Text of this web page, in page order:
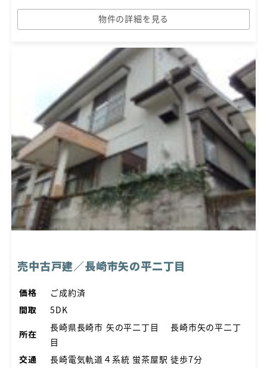
物件の詳細を見る
売中古戸建／長崎市矢の平二丁目
価格
ご成約済
間取
5DK
所在
長崎県長崎市 矢の平二丁目 長崎市矢の平二丁
目
交通
長崎電気軌道４系統 蛍茶屋駅 徒歩7分